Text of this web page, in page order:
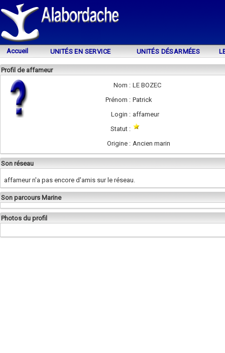
Accueil UNITÉS EN SERVICE UNITÉS DÉSARMÉES
Profil de affameur
Nom : LE BOZEC
Prénom : Patrick
Login : affameur
Statut :
Origine : Ancien marin
Son réseau
affameur n'a pas encore d'amis sur le réseau.
Son parcours Marine
Photos du profil